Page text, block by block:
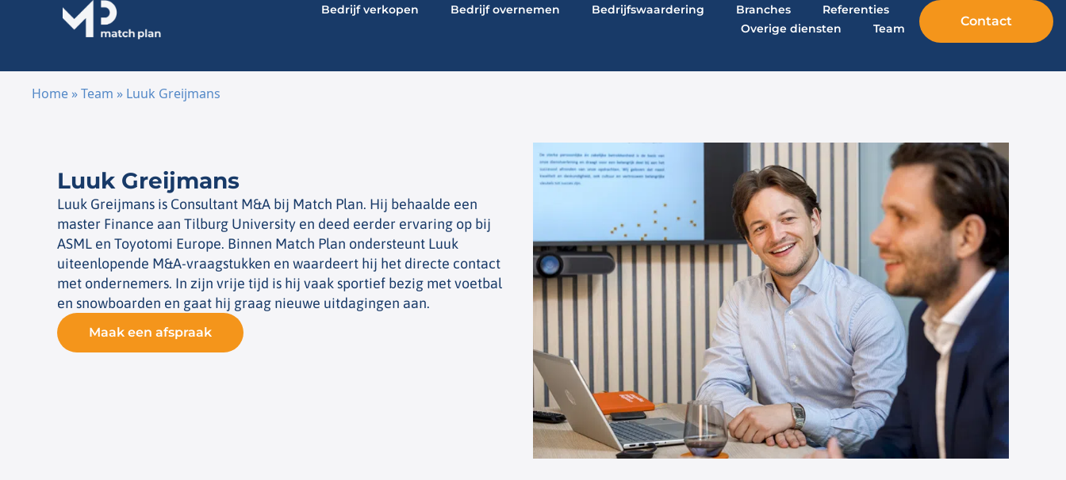
Contact
Bedrijf verkopen Bedrijf overnemen Bedrijfswaardering Branches
Referenties
Overige diensten
Team
Home »Team » Luuk Greijmans
Luuk Greijmans
Luuk Greijmans is Consultant M&A bij Match Plan. Hij behaalde een
master Finance aan Tilburg University en deed eerder ervaring op bij
ASML en Toyotomi Europe. Binnen Match Plan ondersteunt Luuk
uiteenlopende M&A-vraagstukken en waardeert hij het directe contact
met ondernemers. In zijn vrije tijd is hij vaak sportief bezig met voetbal
en snowboarden en gaat hij graag nieuwe uitdagingen aan.
Maak een afspraak